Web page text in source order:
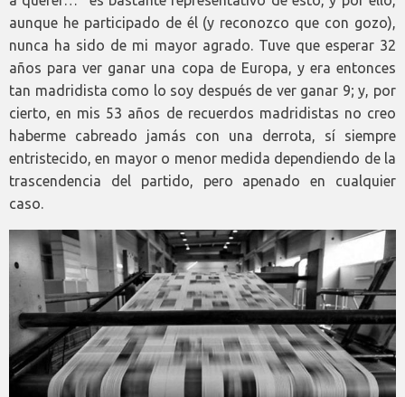
aunque he participado de él (y reconozco que con gozo),
nunca ha sido de mi mayor agrado. Tuve que esperar 32
años para ver ganar una copa de Europa, y era entonces
tan madridista como lo soy después de ver ganar 9; y, por
cierto, en mis 53 años de recuerdos madridistas no creo
haberme cabreado jamás con una derrota, sí siempre
entristecido, en mayor o menor medida dependiendo de la
trascendencia del partido, pero apenado en cualquier
caso.